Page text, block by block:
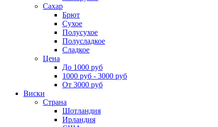
Сахар
Брют
Сухое
Полусухое
Полусладкое
Сладкое
Цена
До 1000 руб
1000 руб - 3000 руб
От 3000 руб
Виски
Страна
Шотландия
Ирландия